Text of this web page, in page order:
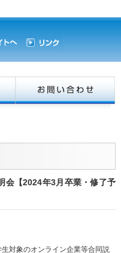
会【2024年3月卒業・修了予
対象のオンライン企業等合同説